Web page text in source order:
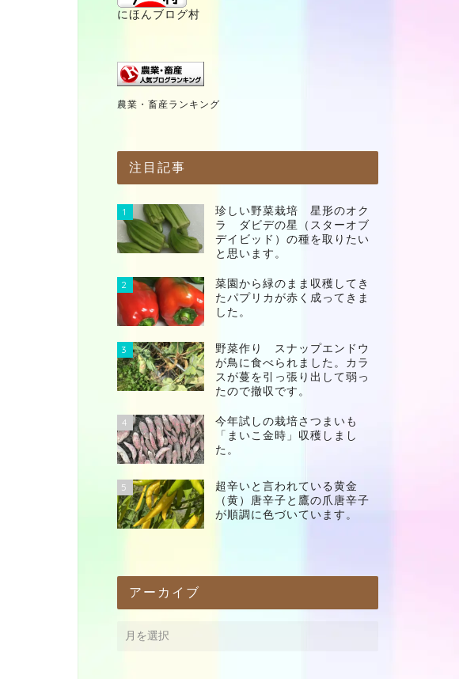
にほんブログ村
農業・畜産ランキング
注目記事
1
珍しい野菜栽培 星形のオク
ラ ダビデの星（スターオブ
デイビッド）の種を取りたい
と思います。
2
菜園から緑のまま収穫してき
たパプリカが赤く成ってきま
した。
3
野菜作り スナップエンドウ
が鳥に食べられました。カラ
スが蔓を引っ張り出して弱っ
たので撤収です。
4
今年試しの栽培さつまいも
「まいこ金時」収穫しまし
た。
5
超辛いと言われている黄金
（黄）唐辛子と鷹の爪唐辛子
が順調に色づいています。
アーカイブ